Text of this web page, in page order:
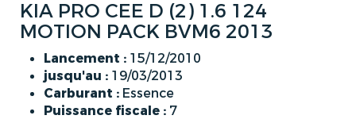
KIA PRO CEE D (2) 1.6 124
MOTION PACK BVM6 2013
Lancement : 15/12/2010
jusqu'au : 19/03/2013
Carburant : Essence
Puissance fiscale : 7